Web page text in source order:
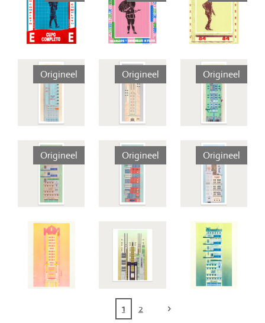
Origineel Origineel Origineel
Origineel Origineel Origineel
1 2